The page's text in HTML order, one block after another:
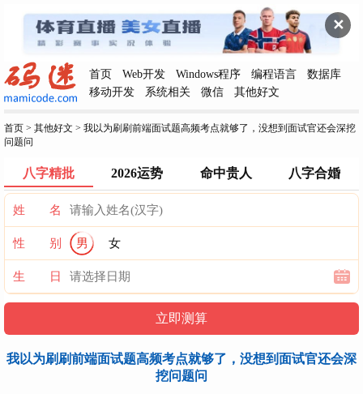
✕
首页 Web开发 Windows程序 编程语言
数据库
移动开发
系统相关 微信 其他好文
首页 > 其他好文 > 我以为刷刷前端面试题高频考点就够了，没想到面试官还会深挖
问题问
八字精批 2026运势 命中贵人 八字合婚
姓 名
性 别 男 女
生 日
我以为刷刷前端面试题高频考点就够了，没想到面试官还会深
挖问题问